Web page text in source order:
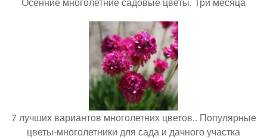
7 лучших вариантов многолетних цветов.. Популярные
цветы-многолетники для сада и дачного участка